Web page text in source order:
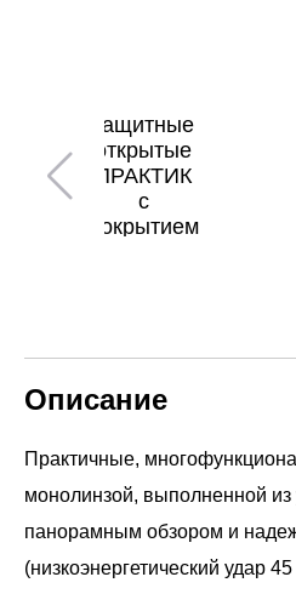
Описание
Практичные,
монолинзой, выполненной
панорамным обзором и
(низкоэнергетический удар